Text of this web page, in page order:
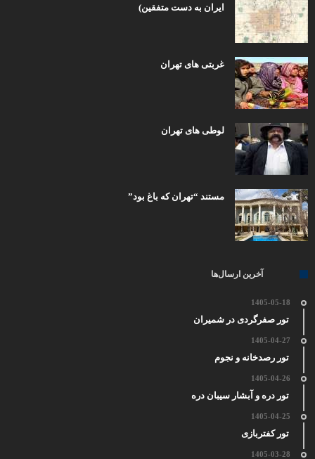
ایران به دست متفقین)
غربتی های تهران
لوطی های تهران
مستند “تهران که باغ بود”
آخرین ارسال‌ها
1405-05-18
تور صفرگردی در شمیران
1405-04-27
تور رصدخانه و نجوم
1405-04-26
تور دره و آبشار سیبان دره
1405-04-25
تور کفتربازی
1405-03-28